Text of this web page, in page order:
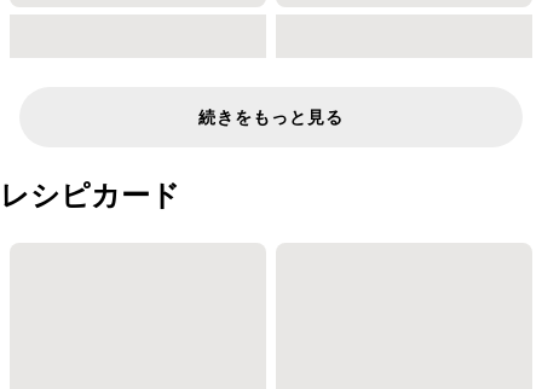
続きをもっと見る
レシピカード